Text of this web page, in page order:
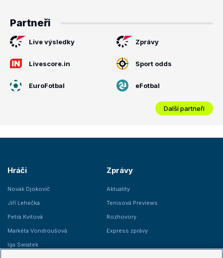
Partneři
Live výsledky Zprávy
Livescore.in Sport odds
EuroFotbal eFotbal
Další partneři
Hráči
Novak Djokovič
Jiří Lehečka
Petra Kvitová
Markéta Vondroušová
Iga Swiatek
Zprávy
Aktuality
Tenisová Previews
Rozhovory
Express zprávy